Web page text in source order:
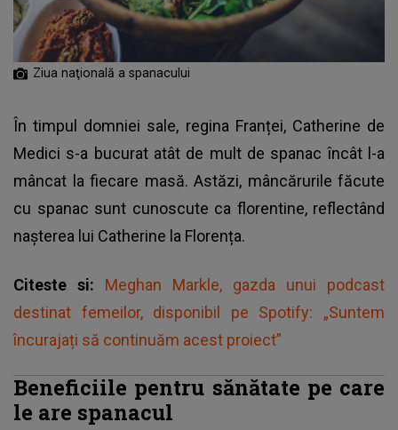
Ziua naţională a spanacului
În timpul domniei sale, regina Franței, Catherine de
Medici s-a bucurat atât de mult de spanac încât l-a
mâncat la fiecare masă. Astăzi, mâncărurile făcute
cu spanac sunt cunoscute ca florentine, reflectând
nașterea lui Catherine la Florența.
Citeste si: Meghan Markle, gazda unui podcast
destinat femeilor, disponibil pe Spotify: „Suntem
încurajați să continuăm acest proiect”
Beneficiile pentru sănătate pe care
le are spanacul